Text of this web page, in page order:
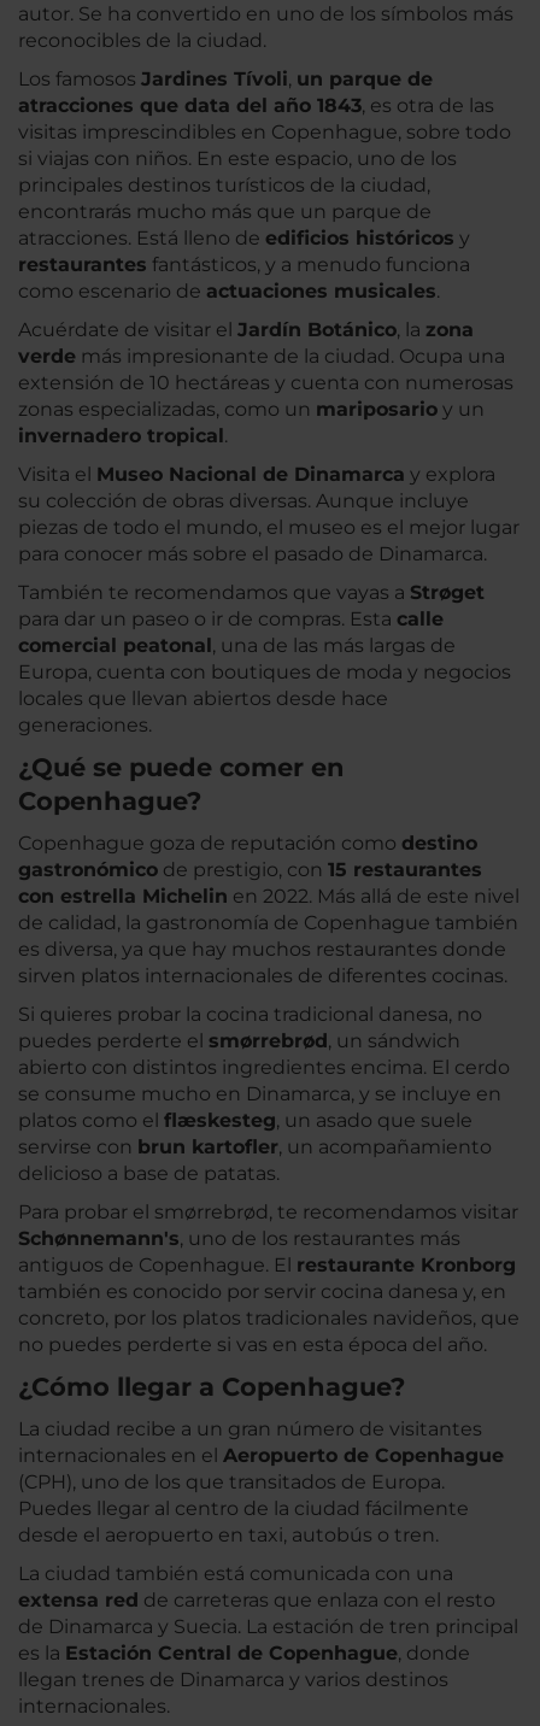
autor. Se ha convertido en uno de los símbolos más
reconocibles de la ciudad.
Los famosos Jardines Tívoli, un parque de
atracciones que data del año 1843, es otra de las
visitas imprescindibles en Copenhague, sobre todo
si viajas con niños. En este espacio, uno de los
principales destinos turísticos de la ciudad,
encontrarás mucho más que un parque de
atracciones. Está lleno de edificios históricos y
restaurantes fantásticos, y a menudo funciona
como escenario de actuaciones musicales.
Acuérdate de visitar el Jardín Botánico, la zona
verde más impresionante de la ciudad. Ocupa una
extensión de 10 hectáreas y cuenta con numerosas
zonas especializadas, como un mariposario y un
invernadero tropical.
Visita el Museo Nacional de Dinamarca y explora
su colección de obras diversas. Aunque incluye
piezas de todo el mundo, el museo es el mejor lugar
para conocer más sobre el pasado de Dinamarca.
También te recomendamos que vayas a Strøget
para dar un paseo o ir de compras. Esta calle
comercial peatonal, una de las más largas de
Europa, cuenta con boutiques de moda y negocios
locales que llevan abiertos desde hace
generaciones.
¿Qué se puede comer en
Copenhague?
Copenhague goza de reputación como destino
gastronómico de prestigio, con 15 restaurantes
con estrella Michelin en 2022. Más allá de este nivel
de calidad, la gastronomía de Copenhague también
es diversa, ya que hay muchos restaurantes donde
sirven platos internacionales de diferentes cocinas.
Si quieres probar la cocina tradicional danesa, no
puedes perderte el smørrebrød, un sándwich
abierto con distintos ingredientes encima. El cerdo
se consume mucho en Dinamarca, y se incluye en
platos como el flæskesteg, un asado que suele
servirse con brun kartofler, un acompañamiento
delicioso a base de patatas.
Para probar el smørrebrød, te recomendamos visitar
Schønnemann's, uno de los restaurantes más
antiguos de Copenhague. El restaurante Kronborg
también es conocido por servir cocina danesa y, en
concreto, por los platos tradicionales navideños, que
no puedes perderte si vas en esta época del año.
¿Cómo llegar a Copenhague?
La ciudad recibe a un gran número de visitantes
internacionales en el Aeropuerto de Copenhague
(CPH), uno de los que transitados de Europa.
Puedes llegar al centro de la ciudad fácilmente
desde el aeropuerto en taxi, autobús o tren.
La ciudad también está comunicada con una
extensa red de carreteras que enlaza con el resto
de Dinamarca y Suecia. La estación de tren principal
es la Estación Central de Copenhague, donde
llegan trenes de Dinamarca y varios destinos
internacionales.